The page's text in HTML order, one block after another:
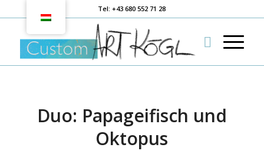
Tel: +43 680 552 71 28
Duo: Papageifisch und
Oktopus